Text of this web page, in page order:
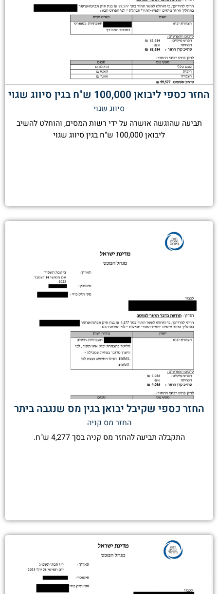
החזר כספי ליבואן 100,000 ש"ח בגין סיווג שגוי
סיווג שגוי
תביעה שהוגשה אושרה על ידי רשות המסים, והוחלט להשיב
ליבואן 100,000 ש"ח בגין סיווג שגוי
החזר כספי שקיבל יבואן בגין מס שנגבה ביתר
החזר מס קניה
התקבלה תביעה להחזר מס קניה בסך 4,277 ש"ח.